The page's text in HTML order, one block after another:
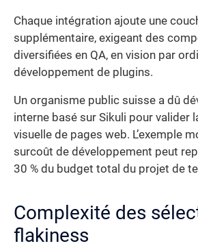
Chaque intégration ajoute une
supplémentaire, exigeant des
diversifiées en QA, en vision par
développement de plugins.
Un organisme public suisse a dû
interne basé sur Sikuli pour valider
visuelle de pages web. L’exemple
surcoût de développement peut
30 % du budget total du projet de
Complexité des
flakiness